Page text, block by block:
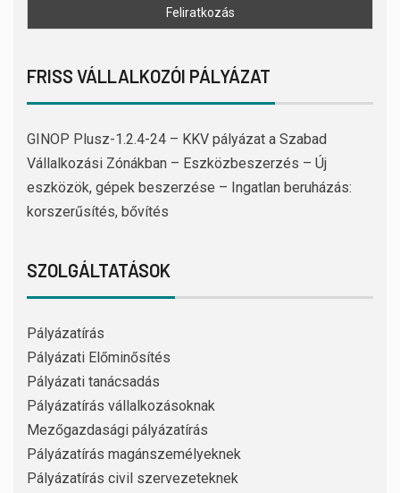
FRISS VÁLLALKOZÓI PÁLYÁZAT
GINOP Plusz-1.2.4-24 – KKV pályázat a Szabad
Vállalkozási Zónákban – Eszközbeszerzés – Új
eszközök, gépek beszerzése – Ingatlan beruházás:
korszerűsítés, bővítés
SZOLGÁLTATÁSOK
Pályázatírás
Pályázati Előminősítés
Pályázati tanácsadás
Pályázatírás vállalkozásoknak
Mezőgazdasági pályázatírás
Pályázatírás magánszemélyeknek
Pályázatírás civil szervezeteknek